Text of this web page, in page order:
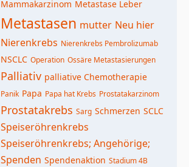
Mammakarzinom Metastase Leber
Metastasen mutter Neu hier
Nierenkrebs Nierenkrebs Pembrolizumab
NSCLC Operation Ossäre Metastasierungen
Palliativ palliative Chemotherapie
Panik Papa Papa hat Krebs Prostatakarzinom
Prostatakrebs Sarg Schmerzen SCLC
Speiseröhrenkrebs
Speiseröhrenkrebs; Angehörige;
Spenden Spendenaktion Stadium 4B